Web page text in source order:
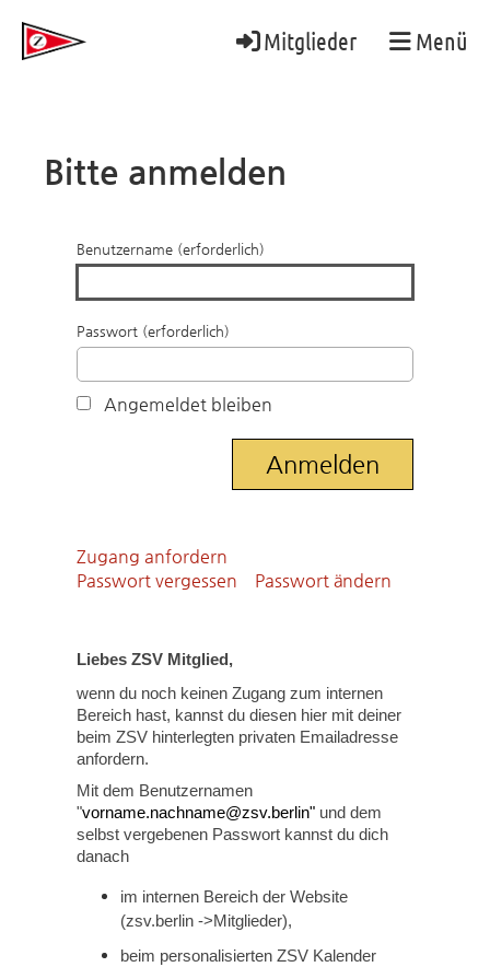
Mitglieder Menü
Bitte anmelden
Benutzername (erforderlich)
Passwort (erforderlich)
Angemeldet bleiben
Zugang anfordern
Passwort vergessen
Passwort ändern
Liebes ZSV Mitglied,
wenn du noch keinen Zugang zum internen
Bereich hast, kannst du diesen hier mit deiner
beim ZSV hinterlegten privaten Emailadresse
anfordern.
Mit dem Benutzernamen
"vorname.nachname@zsv.berlin" und dem
selbst vergebenen Passwort kannst du dich
danach
im internen Bereich der Website
(zsv.berlin ->Mitglieder),
beim personalisierten ZSV Kalender